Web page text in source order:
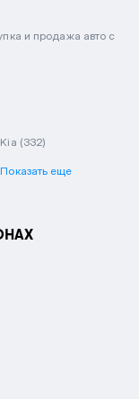
и продажа авто с
Kia (332)
Показать еще